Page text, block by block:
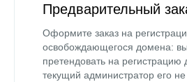
Предварительный
Оформите заказ на
освобождающегося домена:
претендовать на регистрацию
текущий администратор его не